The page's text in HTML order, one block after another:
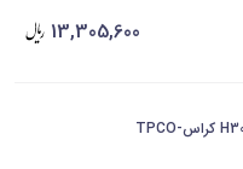
13,305,600